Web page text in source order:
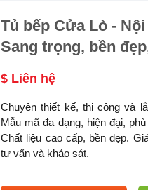
Tủ bếp Cửa Lò -
Sang trọng, bền
$ Liên hệ
Chuyên thiết kế, thi công và
Mẫu mã đa dạng, hiện đại,
Chất liệu cao cấp, bền đẹp.
tư vấn và khảo sát.